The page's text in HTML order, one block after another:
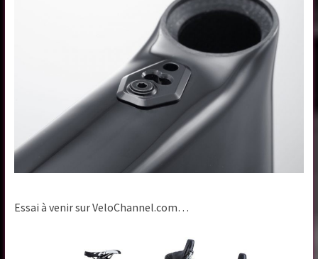
Essai à venir sur VeloChannel.com…